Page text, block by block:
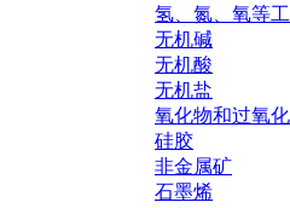
氢、氮、氧等
无机碱
无机酸
无机盐
氧化物和过氧
硅胶
非金属矿
石墨烯